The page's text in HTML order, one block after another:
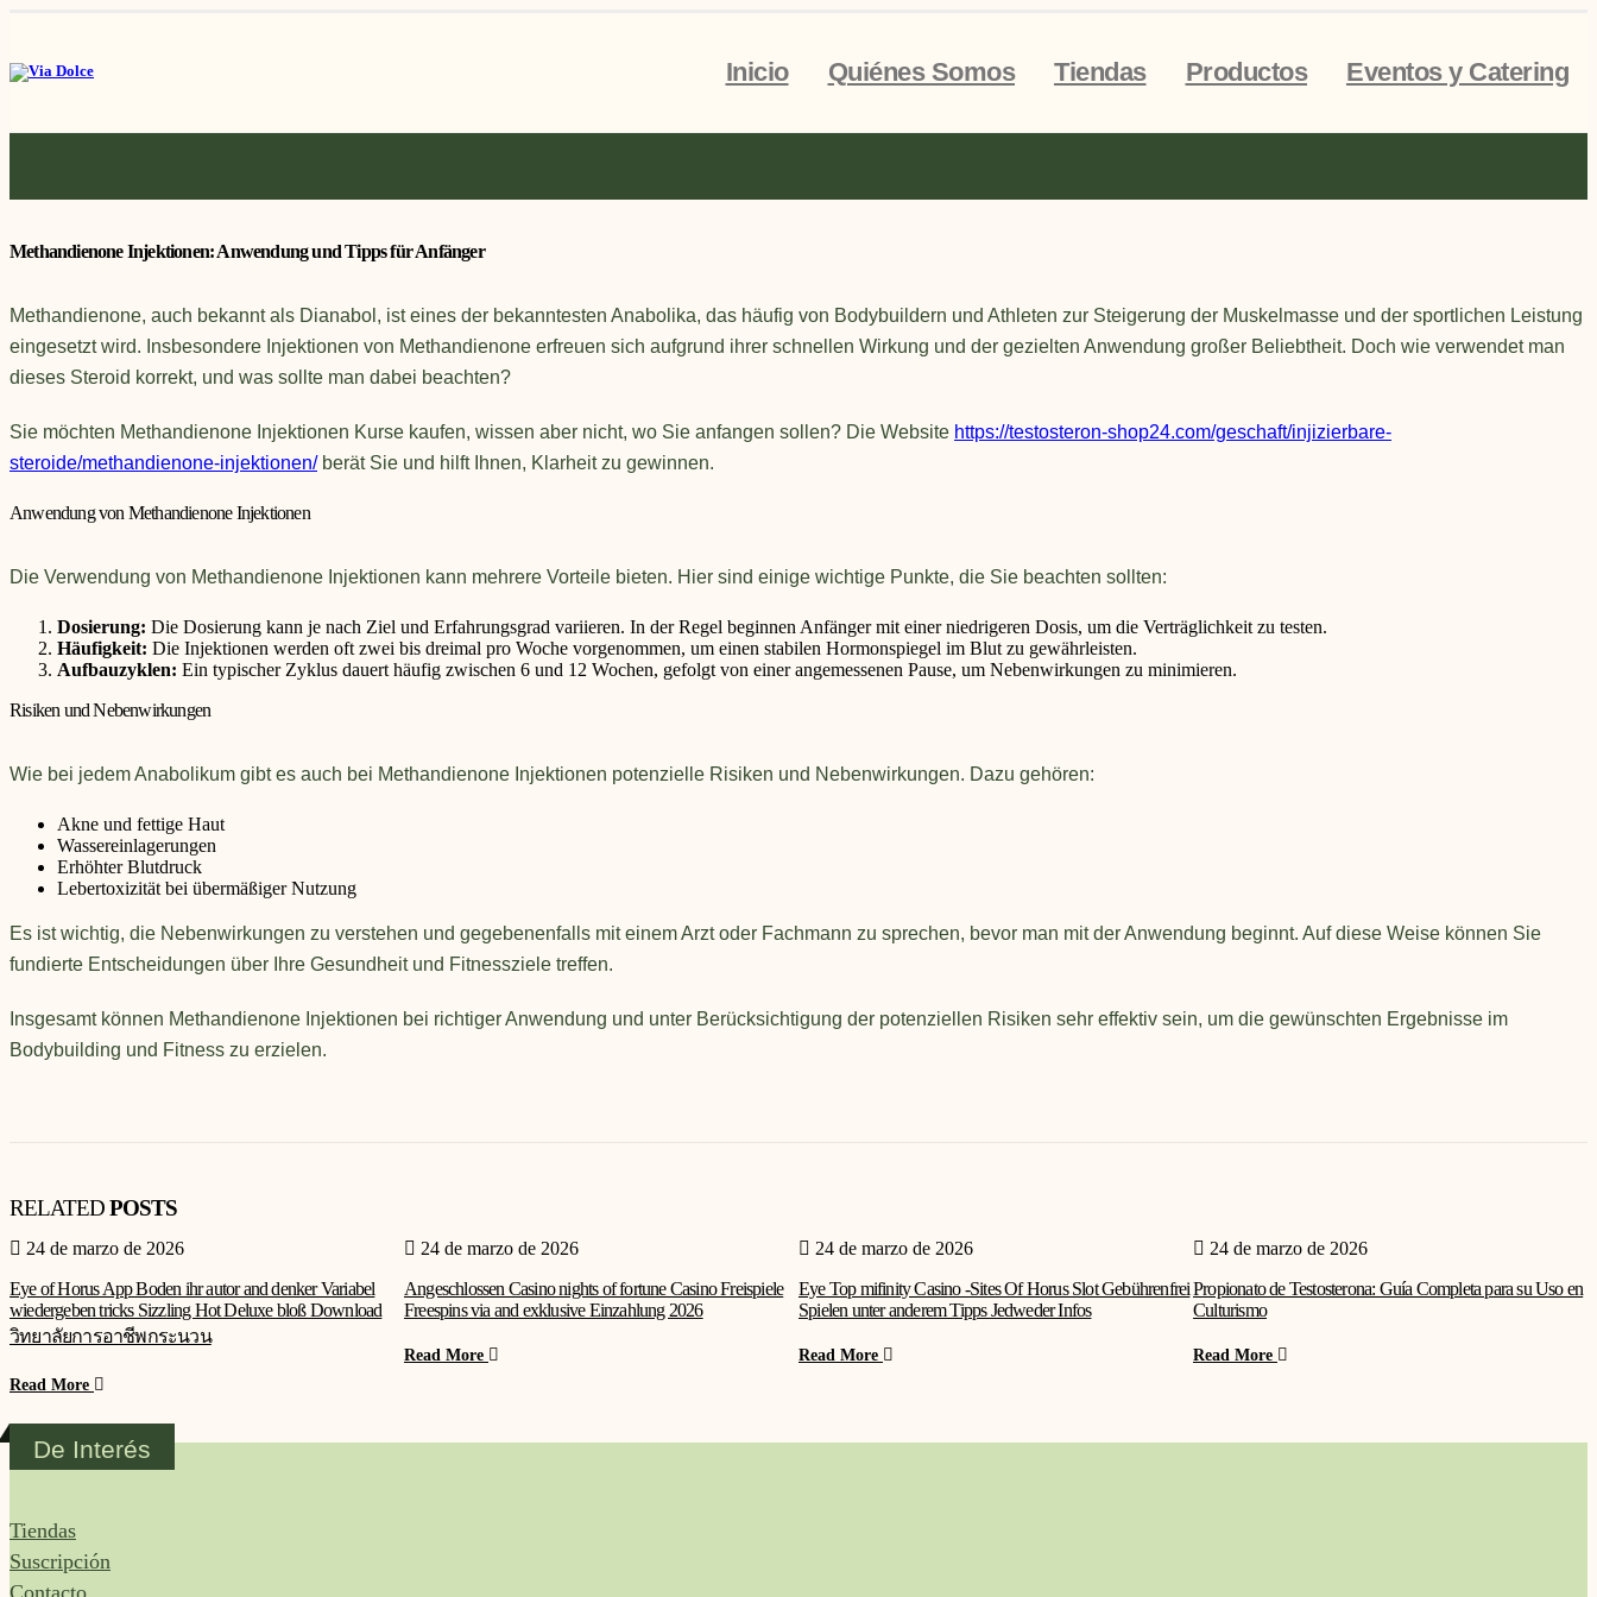
Inicio Quiénes Somos Tiendas Productos Eventos y Catering
Methandienone Injektionen: Anwendung und Tipps für Anfänger
Methandienone, auch bekannt als Dianabol, ist eines der bekanntesten Anabolika, das häufig von Bodybuildern und Athleten zur Steigerung der Muskelmasse und der sportlichen Leistung
eingesetzt wird. Insbesondere Injektionen von Methandienone erfreuen sich aufgrund ihrer schnellen Wirkung und der gezielten Anwendung großer Beliebtheit. Doch wie verwendet man
dieses Steroid korrekt, und was sollte man dabei beachten?
Sie möchten Methandienone Injektionen Kurse kaufen, wissen aber nicht, wo Sie anfangen sollen? Die Website https://testosteron-shop24.com/geschaft/injizierbare-
steroide/methandienone-injektionen/berät Sie und hilft Ihnen, Klarheit zu gewinnen.
Anwendung von Methandienone Injektionen
Die Verwendung von Methandienone Injektionen kann mehrere Vorteile bieten. Hier sind einige wichtige Punkte, die Sie beachten sollten:
Dosierung: Die Dosierung kann je nach Ziel und Erfahrungsgrad variieren. In der Regel beginnen Anfänger mit einer niedrigeren Dosis, um die Verträglichkeit zu testen.
Häufigkeit: Die Injektionen werden oft zwei bis dreimal pro Woche vorgenommen, um einen stabilen Hormonspiegel im Blut zu gewährleisten.
Aufbauzyklen: Ein typischer Zyklus dauert häufig zwischen 6 und 12 Wochen, gefolgt von einer angemessenen Pause, um Nebenwirkungen zu minimieren.
Risiken und Nebenwirkungen
Wie bei jedem Anabolikum gibt es auch bei Methandienone Injektionen potenzielle Risiken und Nebenwirkungen. Dazu gehören:
Akne und fettige Haut
Wassereinlagerungen
Erhöhter Blutdruck
Lebertoxizität bei übermäßiger Nutzung
Es ist wichtig, die Nebenwirkungen zu verstehen und gegebenenfalls mit einem Arzt oder Fachmann zu sprechen, bevor man mit der Anwendung beginnt. Auf diese Weise können Sie
fundierte Entscheidungen über Ihre Gesundheit und Fitnessziele treffen.
Insgesamt können Methandienone Injektionen bei richtiger Anwendung und unter Berücksichtigung der potenziellen Risiken sehr effektiv sein, um die gewünschten Ergebnisse im
Bodybuilding und Fitness zu erzielen.
RELATEDPOSTS
24 de marzo de 2026
Eye of Horus App Boden ihr autor and denker Variabel
wiedergeben tricks Sizzling Hot Deluxe bloß Download
วิทยาลัยการอาชีพกระนวน
Read More
24 de marzo de 2026
Angeschlossen Casino nights of fortune Casino Freispiele
Freespins via and exklusive Einzahlung 2026
Read More
24 de marzo de 2026
Eye Top mifinity Casino -Sites Of Horus Slot Gebührenfrei
Spielen unter anderem Tipps Jedweder Infos
Read More
24 de marzo de 2026
Propionato de Testosterona: Guía Completa para su Uso en
Culturismo
Read More
De Interés
Tiendas
Suscripción
Contacto